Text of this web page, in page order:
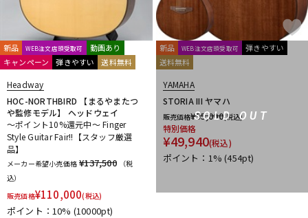
新品 WEB注文店頭受取可
動画あり
キャンペーン
弾きやすい 送料無料
Headway
HOC-NORTHBIRD 【まるやまたつ
や監修モデル】 ヘッドウェイ
～ポイント10%還元中～ Finger
Style Guitar Fair!!【スタッフ厳選
品】
メーカー希望小売価格 ¥137,500
（税
込）
販売価格¥110,000(税込)
ポイント：10% (10000pt)
SOLD OUT
新品 WEB注文店頭受取可
弾きやすい
送料無料
YAMAHA
STORIA III ヤマハ
販売価格¥55,000(税込)
特別価格
¥49,940(税込)
ポイント：1%(454pt)